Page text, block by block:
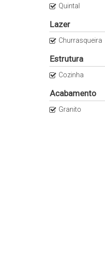
Quintal
Lazer
Churrasqueira
Estrutura
Cozinha
Acabamento
Granito